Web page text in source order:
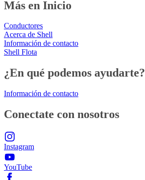
Más en Inicio
Conductores
Acerca de Shell
Información de contacto
Shell Flota
¿En qué podemos ayudarte?
Información de contacto
Conectate con nosotros
Instagram
YouTube